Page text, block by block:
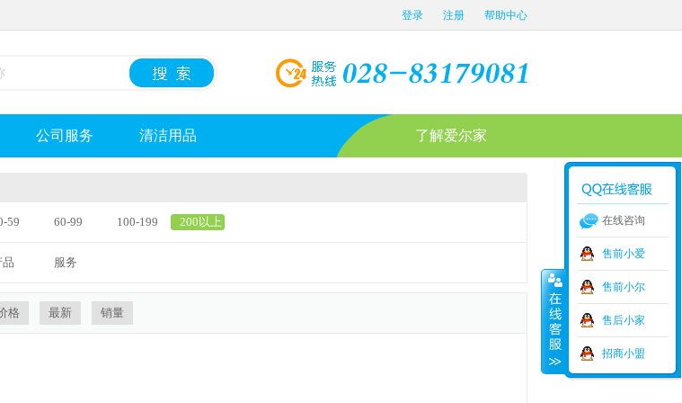
登录 注册 帮助中心
公司服务 清洁用品 了解爱尔家
59 60-99 100-199 200以上
品 服务
格 最新 销量
在线咨询
售前小爱
售前小尔
售后小家
招商小盟